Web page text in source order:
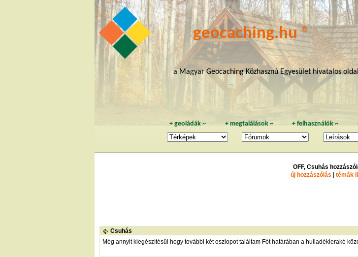
geocaching.hu ®
a Magyar Geocaching Közhasznú Egyesület hivatalos
+geoládák ~ + megtalálások~ +felhasználók ~
OFF, Csuhás
új hozzászólás
témák
Csuhás
Még annyit kiegészítésül hogy további két oszlopot találtam Fót határában a hulladéklerakó